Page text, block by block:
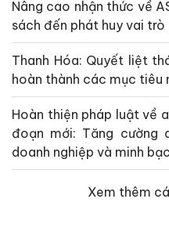
Nâng cao nhận thức về
sách đến phát huy vai
Thanh Hóa: Quyết liệt
hoàn thành các mục tiêu
Hoàn thiện pháp luật về
đoạn mới: Tăng cường
doanh nghiệp và minh
Xem thêm